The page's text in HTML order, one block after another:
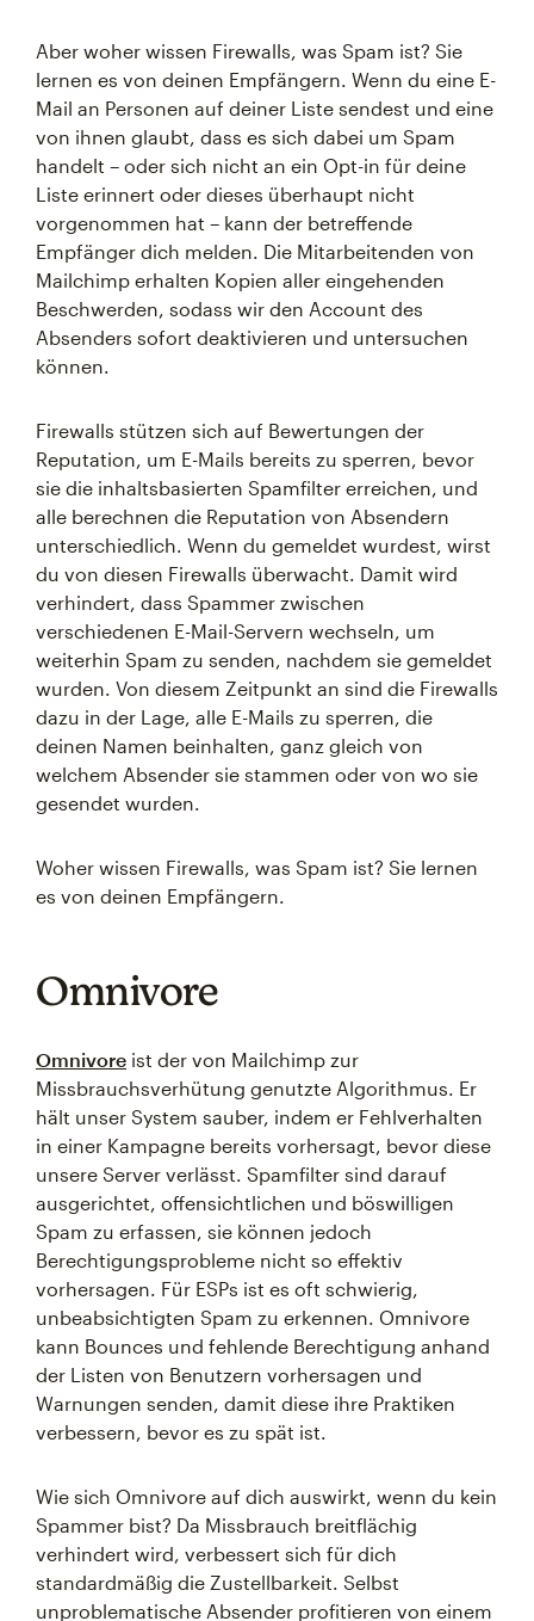
Aber woher wissen Firewalls, was Spam ist? Sie
lernen es von deinen Empfängern. Wenn du eine E-
Mail an Personen auf deiner Liste sendest und eine
von ihnen glaubt, dass es sich dabei um Spam
handelt – oder sich nicht an ein Opt-in für deine
Liste erinnert oder dieses überhaupt nicht
vorgenommen hat – kann der betreffende
Empfänger dich melden. Die Mitarbeitenden von
Mailchimp erhalten Kopien aller eingehenden
Beschwerden, sodass wir den Account des
Absenders sofort deaktivieren und untersuchen
können.
Firewalls stützen sich auf Bewertungen der
Reputation, um E-Mails bereits zu sperren, bevor
sie die inhaltsbasierten Spamfilter erreichen, und
alle berechnen die Reputation von Absendern
unterschiedlich. Wenn du gemeldet wurdest, wirst
du von diesen Firewalls überwacht. Damit wird
verhindert, dass Spammer zwischen
verschiedenen E-Mail-Servern wechseln, um
weiterhin Spam zu senden, nachdem sie gemeldet
wurden. Von diesem Zeitpunkt an sind die Firewalls
dazu in der Lage, alle E-Mails zu sperren, die
deinen Namen beinhalten, ganz gleich von
welchem Absender sie stammen oder von wo sie
gesendet wurden.
Woher wissen Firewalls, was Spam ist? Sie lernen
es von deinen Empfängern.
Omnivore
Omnivore ist der von Mailchimp zur
Missbrauchsverhütung genutzte Algorithmus. Er
hält unser System sauber, indem er Fehlverhalten
in einer Kampagne bereits vorhersagt, bevor diese
unsere Server verlässt. Spamfilter sind darauf
ausgerichtet, offensichtlichen und böswilligen
Spam zu erfassen, sie können jedoch
Berechtigungsprobleme nicht so effektiv
vorhersagen. Für ESPs ist es oft schwierig,
unbeabsichtigten Spam zu erkennen. Omnivore
kann Bounces und fehlende Berechtigung anhand
der Listen von Benutzern vorhersagen und
Warnungen senden, damit diese ihre Praktiken
verbessern, bevor es zu spät ist.
Wie sich Omnivore auf dich auswirkt, wenn du kein
Spammer bist? Da Missbrauch breitflächig
verhindert wird, verbessert sich für dich
standardmäßig die Zustellbarkeit. Selbst
unproblematische Absender profitieren von einem